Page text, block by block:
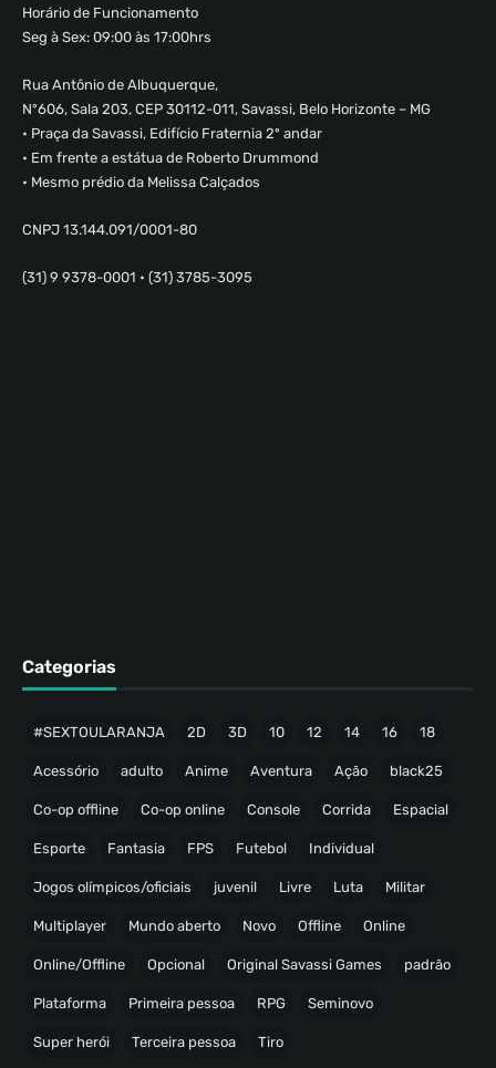
Horário de Funcionamento
Seg à Sex: 09:00 às 17:00hrs
Rua Antônio de Albuquerque,
Nº606, Sala 203, CEP 30112-011, Savassi, Belo Horizonte – MG
• Praça da Savassi, Edifício Fraternia 2º andar
• Em frente a estátua de Roberto Drummond
• Mesmo prédio da Melissa Calçados
CNPJ 13.144.091/0001-80
(31) 9 9378-0001 • (31) 3785-3095
Categorias
#SEXTOULARANJA 2D 3D 10 12 14 16 18
Acessório adulto Anime Aventura Ação black25
Co-op offline Co-op online Console Corrida Espacial
Esporte Fantasia FPS Futebol Individual
Jogos olímpicos/oficiais juvenil Livre Luta Militar
Multiplayer Mundo aberto Novo Offline Online
Online/Offline Opcional Original Savassi Games padrão
Plataforma Primeira pessoa RPG Seminovo
Super herói Terceira pessoa Tiro